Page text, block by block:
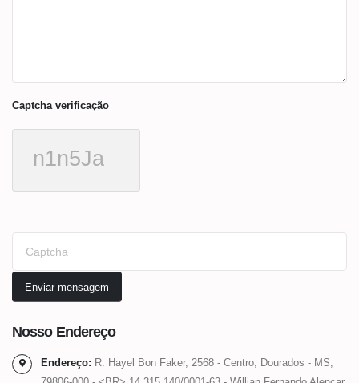
Captcha verificação
n1n5Ja
Nosso Endereço
Endereço: R. Hayel Bon Faker, 2568 - Centro, Dourados - MS,